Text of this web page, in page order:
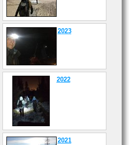
2023
2022
2021